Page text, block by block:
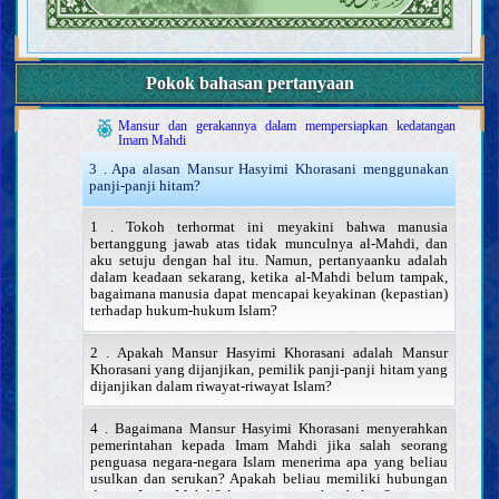
Pokok bahasan pertanyaan
Sifat-sifat Nabi terakhir dan kehidupan beliau
Para sahabat dan para istri Nabi terakhir
Sifat-sifat Ahlul Bait Nabi terakhir, dan kehidupan mereka
Imam Mahdi
Keberadaan, sifat-sifat, dan perbuatan Imam Mahdi
Mansur dan gerakannya dalam mempersiapkan kedatangan
Imam Mahdi
3 . Apa alasan Mansur Hasyimi Khorasani menggunakan
panji-panji hitam?
1 . Tokoh terhormat ini meyakini bahwa manusia
bertanggung jawab atas tidak munculnya al-Mahdi, dan
aku setuju dengan hal itu. Namun, pertanyaanku adalah
dalam keadaan sekarang, ketika al-Mahdi belum tampak,
bagaimana manusia dapat mencapai keyakinan (kepastian)
terhadap hukum-hukum Islam?
2 . Apakah Mansur Hasyimi Khorasani adalah Mansur
Khorasani yang dijanjikan, pemilik panji-panji hitam yang
dijanjikan dalam riwayat-riwayat Islam?
4 . Bagaimana Mansur Hasyimi Khorasani menyerahkan
pemerintahan kepada Imam Mahdi jika salah seorang
penguasa negara-negara Islam menerima apa yang beliau
usulkan dan serukan? Apakah beliau memiliki hubungan
dengan Imam Mahdi? Apa rencana praktis beliau?